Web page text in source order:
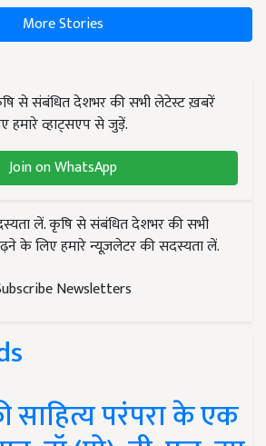
More Stories
से संबंधित देशभर की सभी लेटेस्ट ख़बरें
हमारे व्हाट्सएप से जुड़ें.
Join on WhatsApp
लें. कृषि से संबंधित देशभर की सभी
के लिए हमारे न्यूज़लेटर की सदस्यता लें.
Newsletters
साहित्य परंपरा के एक